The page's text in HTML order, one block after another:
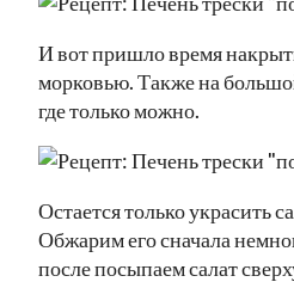
И вот пришло время
морковью. Также на
где только можно.
Остается только украсить
Обжарим его сначала
после посыпаем салат